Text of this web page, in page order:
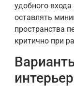
удобного
оставлять
пространства
критично при